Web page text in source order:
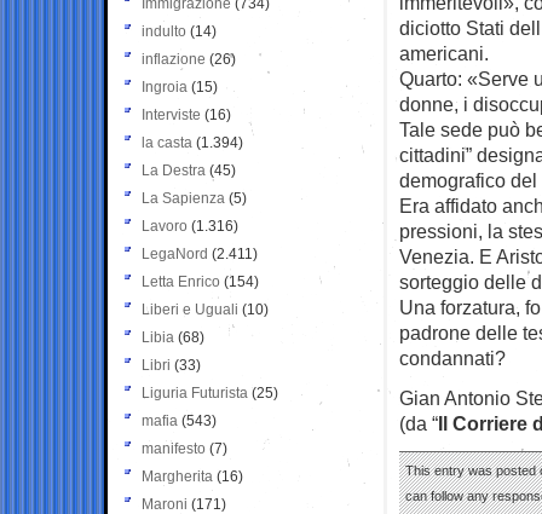
diciotto Stati
americani.
Quarto: «Serve
donne, i
Tale sede può
cittadini”
demografico del
Era affidato
pressioni, la
Venezia. E
sorteggio delle
Una forzatura,
padrone delle
condannati?
Gian Antonio
(da “Il Corriere
This entry was posted
can follow any
Immigrazione (734)
indulto (14)
inflazione (26)
Ingroia (15)
Interviste (16)
la casta (1.394)
La Destra (45)
La Sapienza (5)
Lavoro (1.316)
LegaNord (2.411)
Letta Enrico (154)
Liberi e Uguali (10)
Libia (68)
Libri (33)
Liguria Futurista (25)
mafia (543)
manifesto (7)
Margherita (16)
Maroni (171)